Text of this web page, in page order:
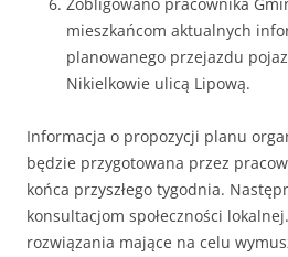
Zobligowano pracownika
mieszkańcom aktualnych
planowanego przejazdu
Nikielkowie ulicą Lipową.
Informacja o propozycji planu
będzie przygotowana przez
końca przyszłego tygodnia.
konsultacjom społeczności
rozwiązania mające na celu